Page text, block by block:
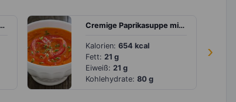
›
Blaubeeren und Joghurt Cremige Paprikasuppe mit Schnittlauch und Kürbiskernen
Kalorien: 654 kcal
Fett: 21 g
Eiweiß: 21 g
Kohlehydrate: 80 g